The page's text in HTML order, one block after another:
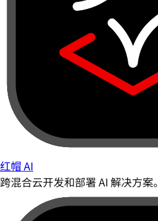
红帽 AI
跨混合云开发和部署 AI 解决方案。